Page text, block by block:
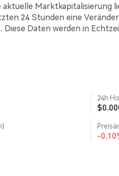
Marktkapitalisierung
24 Stunden eine
Daten werden in
24h
-